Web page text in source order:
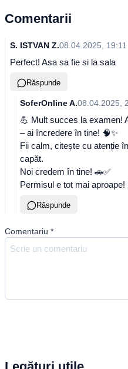
Comentarii
S. ISTVAN Z.08.04.2025, 19:11
Perfect! Asa sa fie si la sala
Răspunde
SoferOnline A.08.04.2025,
💪 Mult succes la examen!
– ai încredere în tine! 🧠✨
Fii calm, citește cu atenție
capăt.
Noi credem în tine! 🚗✅
Permisul e tot mai aproape!
Răspunde
Comentariu *